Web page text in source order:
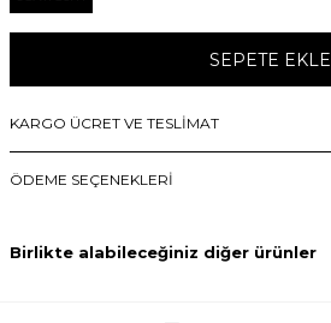
SEPETE EKLE
KARGO ÜCRET VE TESLİMAT
ÖDEME SEÇENEKLERI
Birlikte alabileceğiniz diğer ürünler